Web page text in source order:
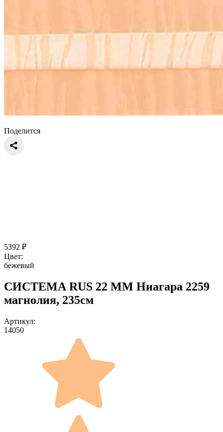
Поделится
5392 ₽
Цвет:
бежевый
СИСТЕМА RUS 22 ММ Ниагара 2259
магнолия, 235см
Артикул:
14050